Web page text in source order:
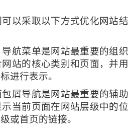
以采取以下方式优化网站结
导航菜单是网站最重要的组织
站的核心类别和页面，并用
进行表示。
包屑导航是网站最重要的辅助
当前页面在网站层级中的位
或首页的链接。